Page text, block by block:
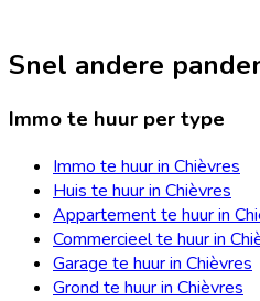
Snel andere
Immo te huur per type
Immo te huur in Chièvres
Huis te huur in Chièvres
Appartement te huur in
Commercieel te huur in
Garage te huur in Chièvres
Grond te huur in Chièvres